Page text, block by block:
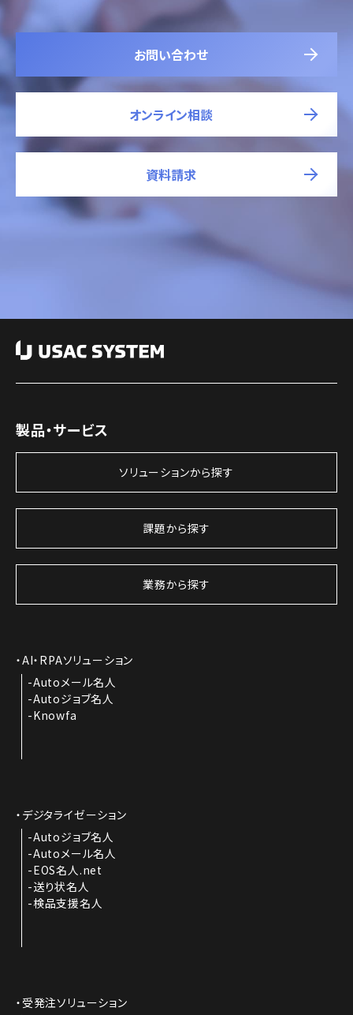
お問い合わせ
オンライン相談
資料請求
製品・サービス
ソリューションから探す
課題から探す
業務から探す
AI・RPAソリューション
Autoメール名人
Autoジョブ名人
Knowfa
デジタライゼーション
Autoジョブ名人
Autoメール名人
EOS名人.net
送り状名人
検品支援名人
受発注ソリューション